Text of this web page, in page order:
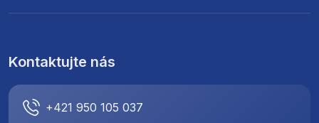
Kontaktujte nás
+421 950 105 037